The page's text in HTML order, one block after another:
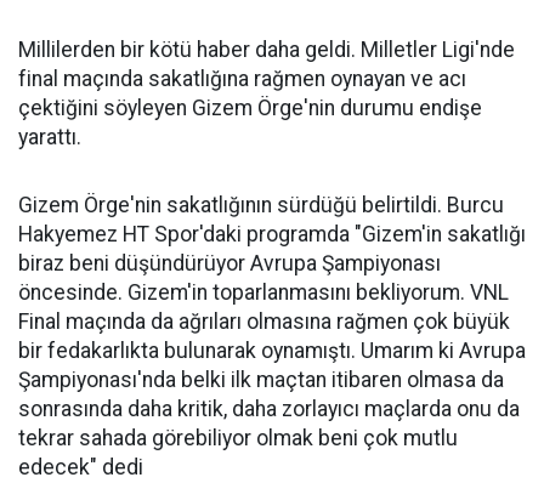
Millilerden bir kötü haber daha geldi. Milletler Ligi'nde
final maçında sakatlığına rağmen oynayan ve acı
çektiğini söyleyen Gizem Örge'nin durumu endişe
yarattı.
Gizem Örge'nin sakatlığının sürdüğü belirtildi. Burcu
Hakyemez HT Spor'daki programda "Gizem'in sakatlığı
biraz beni düşündürüyor Avrupa Şampiyonası
öncesinde. Gizem'in toparlanmasını bekliyorum. VNL
Final maçında da ağrıları olmasına rağmen çok büyük
bir fedakarlıkta bulunarak oynamıştı. Umarım ki Avrupa
Şampiyonası'nda belki ilk maçtan itibaren olmasa da
sonrasında daha kritik, daha zorlayıcı maçlarda onu da
tekrar sahada görebiliyor olmak beni çok mutlu
edecek" dedi